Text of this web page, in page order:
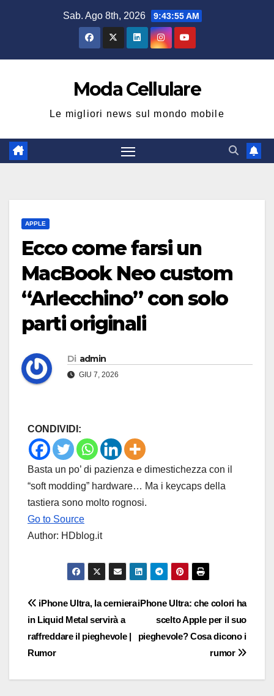
Sab. Ago 8th, 2026 9:43:56 AM
Moda Cellulare
Le migliori news sul mondo mobile
APPLE
Ecco come farsi un
MacBook Neo custom
“Arlecchino” con solo
parti originali
Di admin
GIU 7, 2026
CONDIVIDI:
Basta un po’ di pazienza e dimestichezza con il
“soft modding” hardware… Ma i keycaps della
tastiera sono molto rognosi.
Go to Source
Author: HDblog.it
Navigazione
articoli
iPhone Ultra: che colori ha
scelto Apple per il suo
pieghevole? Cosa dicono i
rumor
iPhone Ultra, la cerniera
in Liquid Metal servirà a
raffreddare il pieghevole |
Rumor